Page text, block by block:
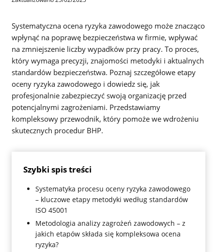
Systematyczna ocena ryzyka zawodowego może znacząco
wpłynąć na poprawę bezpieczeństwa w firmie, wpływać
na zmniejszenie liczby wypadków przy pracy. To proces,
który wymaga precyzji, znajomości metodyki i aktualnych
standardów bezpieczeństwa. Poznaj szczegółowe etapy
oceny ryzyka zawodowego i dowiedz się, jak
profesjonalnie zabezpieczyć swoją organizację przed
potencjalnymi zagrożeniami. Przedstawiamy
kompleksowy przewodnik, który pomoże we wdrożeniu
skutecznych procedur BHP.
Szybki spis treści
Systematyka procesu oceny ryzyka zawodowego
– kluczowe etapy metodyki według standardów
ISO 45001
Metodologia analizy zagrożeń zawodowych – z
jakich etapów składa się kompleksowa ocena
ryzyka?